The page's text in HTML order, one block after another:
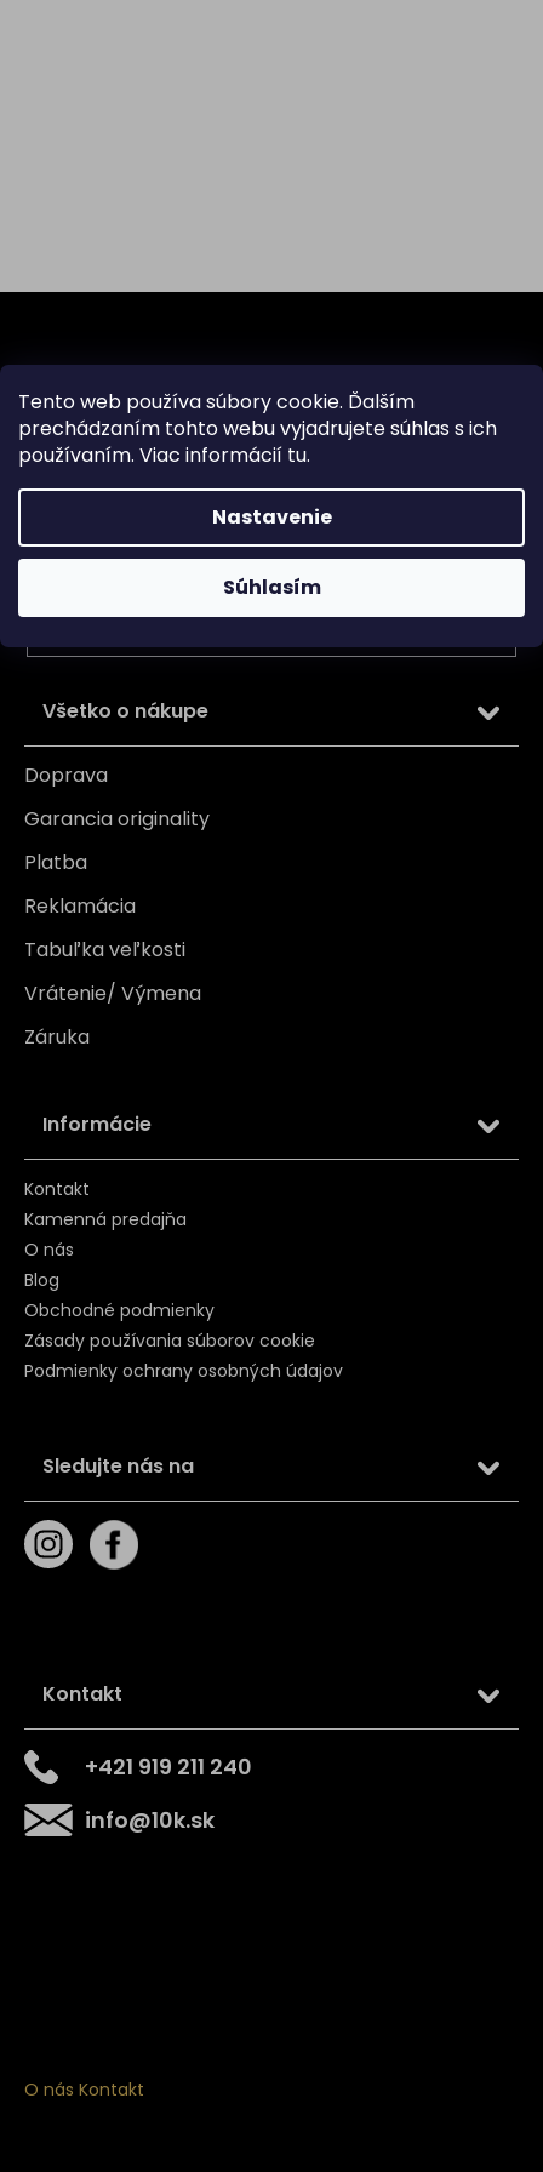
Tento web používa súbory cookie. Ďalším
prechádzaním tohto webu vyjadrujete súhlas s ich
používaním. Viac informácií tu.
Nastavenie
Súhlasím
p
Odoberať newsletter
Vložte svoj e-mail a my Vám budeme zasielať informácie
Vložením e-mailu súhlasíte spodmienkami ochrany
PRIHLÁSIŤ SA
Všetko o nákupe
Doprava
Garancia originality
Platba
Reklamácia
Tabuľka veľkosti
Vrátenie/ Výmena
Záruka
Informácie
Kontakt
Kamenná predajňa
O nás
Blog
Obchodné podmienky
Zásady používania súborov cookie
Podmienky ochrany osobných údajov
Sledujte nás na
Kontakt
info@10k.sk
+421 919 211 240
O nás Kontakt